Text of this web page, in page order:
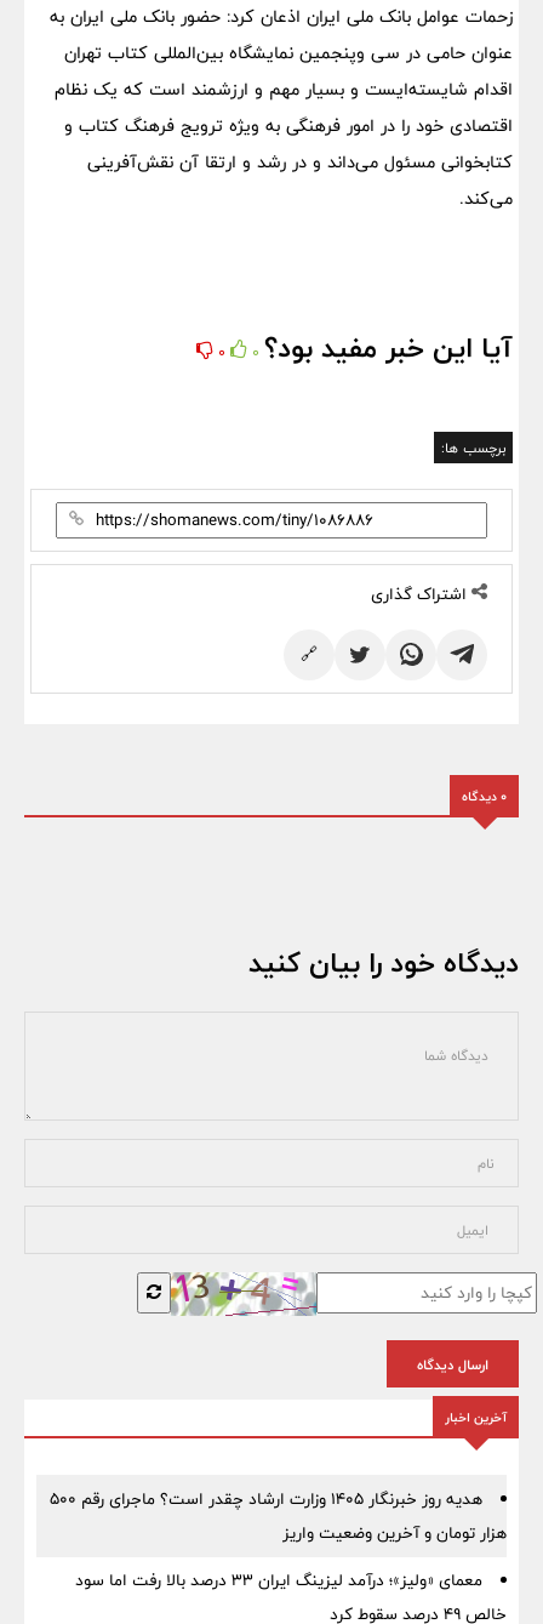
زحمات عوامل بانک ملی ایران اذعان کرد: حضور بانک ملی‌ ایران به
عنوان حامی در سی وپنجمین نمایشگاه بین‌المللی کتاب تهران
اقدام شایسته‌ایست و بسیار مهم و ارزشمند است که یک نظام
اقتصادی خود را در امور فرهنگی به ویژه ترویج فرهنگ کتاب و
کتابخوانی مسئول می‌داند و در رشد و ارتقا آن نقش‌آفرینی
می‌کند.
آیا این خبر مفید بود؟ 0
0
برچسب ها:
اشتراک گذاری
🔗
0 دیدگاه
دیدگاه خود را بیان کنید
ارسال دیدگاه
آخرین اخبار
هدیه روز خبرنگار ۱۴۰۵ وزارت ارشاد چقدر است؟ ماجرای رقم ۵۰۰
هزار تومان و آخرین وضعیت واریز
معمای «ولیز»؛ درآمد لیزینگ ایران ۳۳ درصد بالا رفت اما سود
خالص ۴۹ درصد سقوط کرد